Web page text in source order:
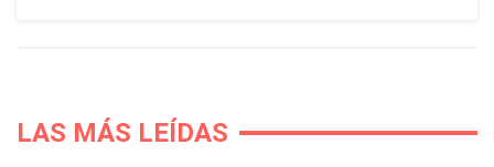
LAS MÁS LEÍDAS